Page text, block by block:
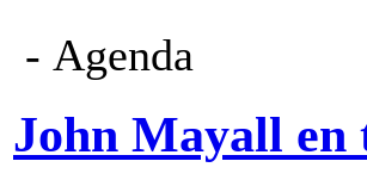
- Agenda
John Mayall en